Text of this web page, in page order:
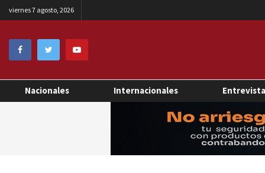
viernes 7 agosto, 2026
Nacionales Internacionales